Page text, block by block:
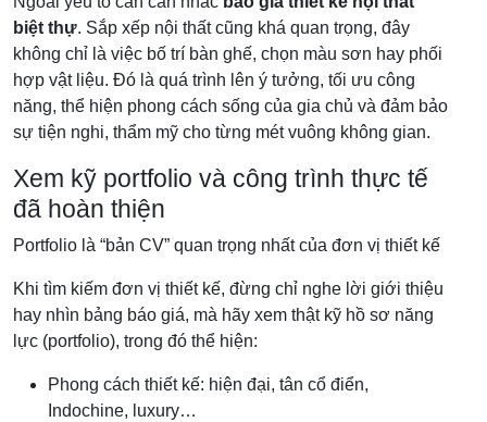
biệt thự. Sắp xếp nội thất cũng khá quan trọng, đây
không chỉ là việc bố trí bàn ghế, chọn màu sơn hay phối
hợp vật liệu. Đó là quá trình lên ý tưởng, tối ưu công
năng, thể hiện phong cách sống của gia chủ và đảm bảo
sự tiện nghi, thẩm mỹ cho từng mét vuông không gian.
Xem kỹ portfolio và công trình thực tế
đã hoàn thiện
Portfolio là “bản CV” quan trọng nhất của đơn vị thiết kế
Khi tìm kiếm đơn vị thiết kế, đừng chỉ nghe lời giới thiệu
hay nhìn bảng báo giá, mà hãy xem thật kỹ hồ sơ năng
lực (portfolio), trong đó thể hiện:
Phong cách thiết kế: hiện đại, tân cổ điển,
Indochine, luxury…